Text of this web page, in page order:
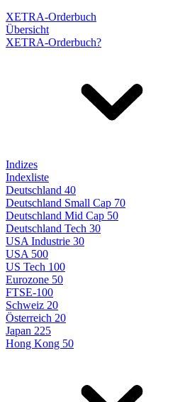
XETRA-Orderbuch
Übersicht
XETRA-Orderbuch?
Indizes
Indexliste
Deutschland 40
Deutschland Small Cap 70
Deutschland Mid Cap 50
Deutschland Tech 30
USA Industrie 30
USA 500
US Tech 100
Eurozone 50
FTSE-100
Schweiz 20
Österreich 20
Japan 225
Hong Kong 50